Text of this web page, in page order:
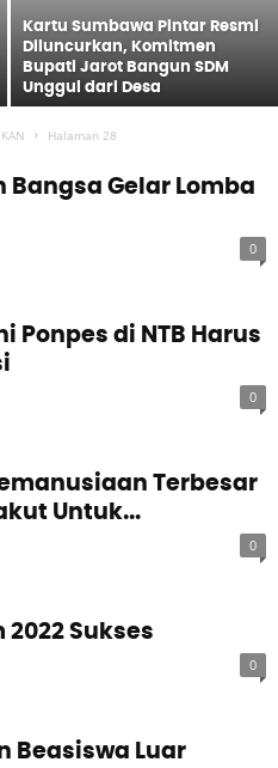
Kartu Sumbawa Pintar Resmi
Diluncurkan, Komitmen
Bupati Jarot Bangun SDM
Unggul dari Desa
Halaman 28
Bangsa Gelar Lomba
0
Ponpes di NTB Harus
0
Terbesar
Untuk...
0
2022 Sukses
0
Beasiswa Luar